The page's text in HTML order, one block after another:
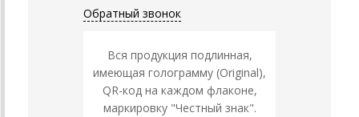
Обратный звонок
Вся продукция подлинная,
имеющая голограмму (Original),
QR-код на каждом флаконе,
маркировку "Честный знак".